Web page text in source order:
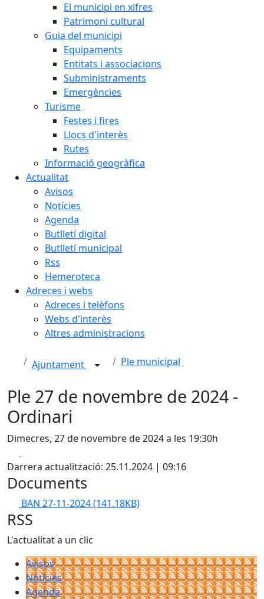
El municipi en xifres
Patrimoni cultural
Guia del municipi
Equipaments
Entitats i associacions
Subministraments
Emergències
Turisme
Festes i fires
Llocs d'interès
Rutes
Informació geogràfica
Actualitat
Avisos
Notícies
Agenda
Butlletí digital
Butlletí municipal
Rss
Hemeroteca
Adreces i webs
Adreces i telèfons
Webs d'interès
Altres administracions
Ajuntament Ple municipal
Ple 27 de novembre de 2024 -
Ordinari
Dimecres, 27 de novembre de 2024 a les 19:30h
Darrera actualització: 25.11.2024 | 09:16
Documents
BAN 27-11-2024(141.18KB)
RSS
L'actualitat a un clic
Avisos
Notícies
Agenda